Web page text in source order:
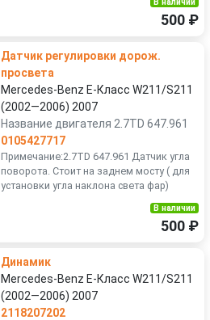
500 ₽
Датчик регулировки дорож.
просвета
Mercedes-Benz E-Класс W211/S211
(2002—2006) 2007
Название двигателя 2.7TD 647.961
0105427717
Примечание:2.7TD 647.961 Датчик угла
поворота. Стоит на заднем мосту ( для
установки угла наклона света фар)
В наличии
500 ₽
Динамик
Mercedes-Benz E-Класс W211/S211
(2002—2006) 2007
2118207202